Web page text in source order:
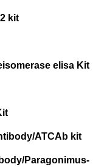
kit
elisa Kit
ATCAb kit
Paragonimus-